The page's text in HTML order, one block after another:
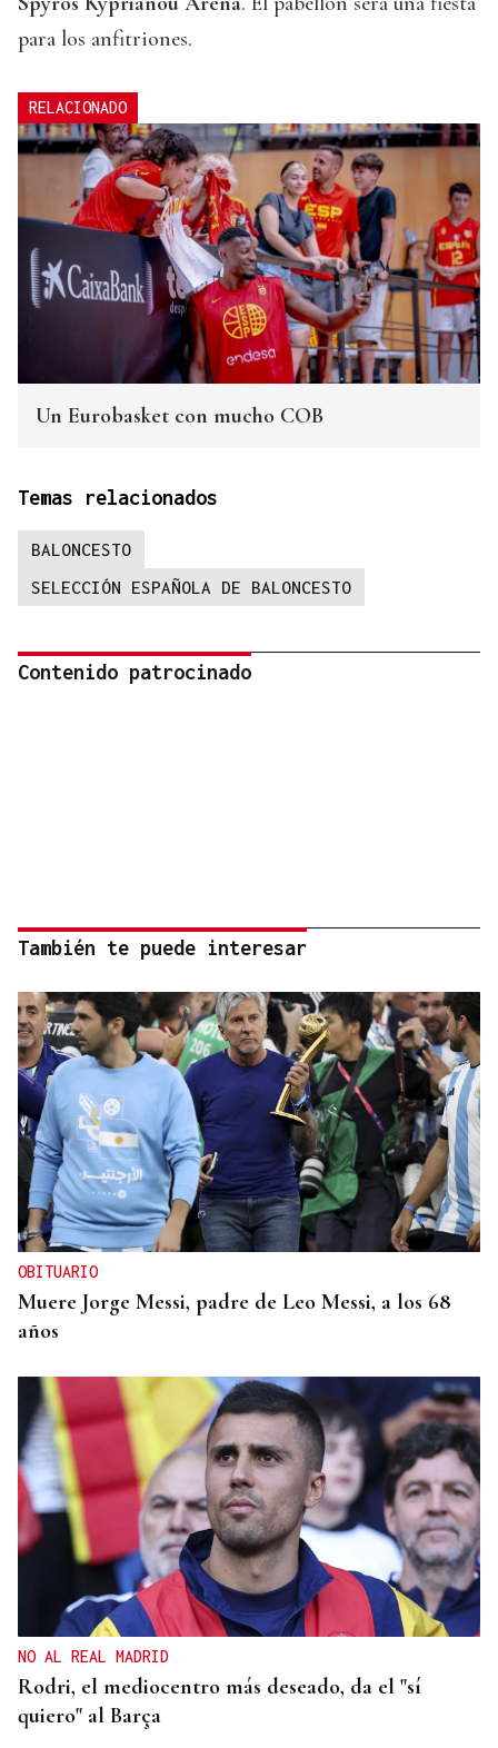
para los anfitriones.
RELACIONADO
Un Eurobasket con mucho COB
Temas relacionados
BALONCESTO
SELECCIÓN ESPAÑOLA DE BALONCESTO
Contenido patrocinado
También te puede interesar
OBITUARIO
Muere Jorge Messi, padre de Leo Messi, a los 68
años
NO AL REAL MADRID
Rodri, el mediocentro más deseado, da el "sí
quiero" al Barça